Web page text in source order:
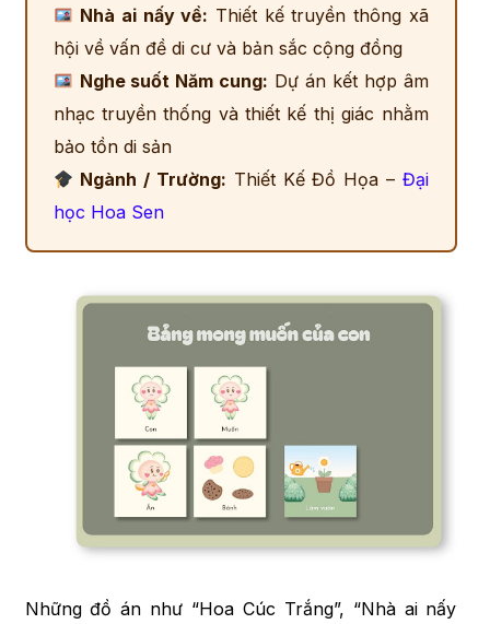
Nhà ai nấy về: Thiết kế truyền thông xã
hội về vấn đề di cư và bản sắc cộng đồng
Nghe suốt Năm cung: Dự án kết hợp âm
nhạc truyền thống và thiết kế thị giác nhằm
bảo tồn di sản
Ngành / Trường: Thiết Kế Đồ Họa – Đại
học Hoa Sen
Những đồ án như “Hoa Cúc Trắng”, “Nhà ai nấy